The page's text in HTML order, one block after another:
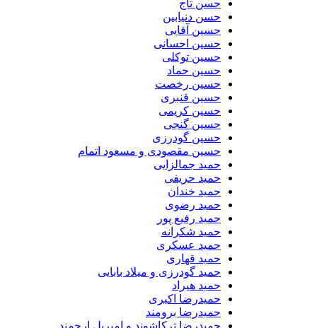
حسن تاج
حسن دنیابین
حسین آقایی
حسین احسانی
حسین توکلی
حسین حماد
حسین رخصت
حسین قنبری
حسین کریمی
حسین گنجی
حسین گودرزی
حسین مقصودی و مسعود اتمام
حمید جمالزایی
حمید حریفی
حمید خندان
حمید رضوی
حمید رفیع پور
حمید شکرانه
حمید عسکری
حمید قهاری
حمید گودرزی و میلاد بابایی
حمید هیراد
حمیدرضا اکبری
حمیدرضا برومند